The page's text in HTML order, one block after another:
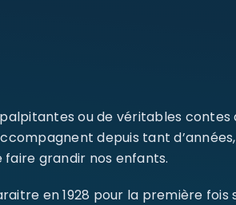
ou de véritables contes
depuis tant d’années,
grandir nos enfants.
en 1928 pour la première fois